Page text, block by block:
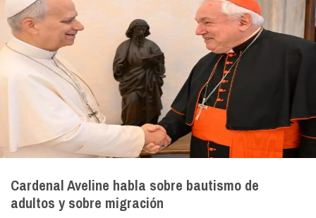
Cardenal Aveline habla sobre bautismo de
adultos y sobre migración